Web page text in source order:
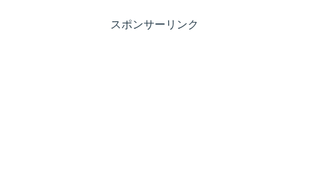
スポンサーリンク